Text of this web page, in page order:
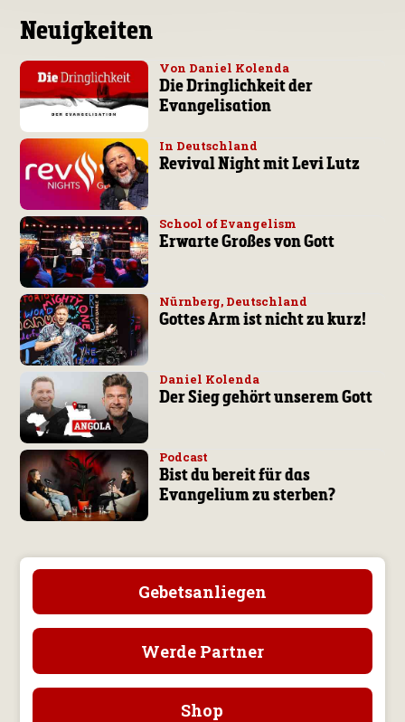
Neuigkeiten
Von Daniel Kolenda
Die Dringlichkeit der
Evangelisation
In Deutschland
Revival Night mit Levi Lutz
School of Evangelism
Erwarte Großes von Gott
Nürnberg, Deutschland
Gottes Arm ist nicht zu kurz!
Daniel Kolenda
Der Sieg gehört unserem Gott
Podcast
Bist du bereit für das
Evangelium zu sterben?
Gebetsanliegen
Werde Partner
Shop